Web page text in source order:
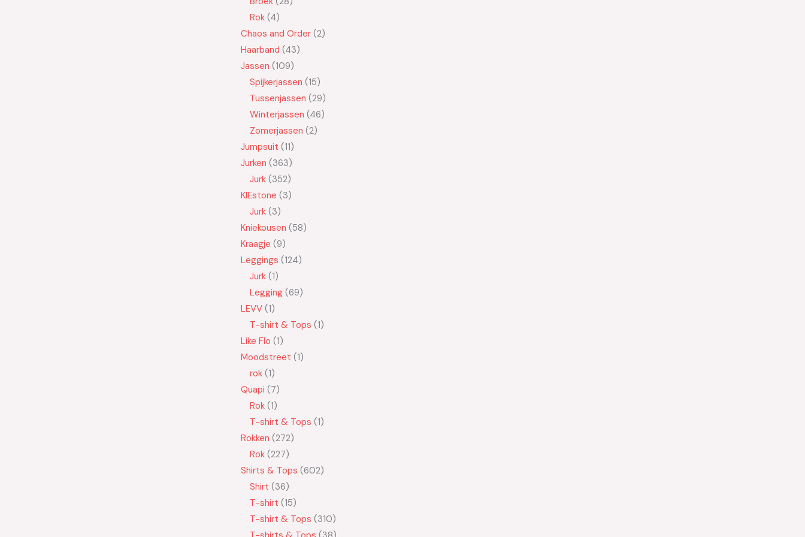
Rok 4
Chaos and Order 2
Haarband 43
Jassen 109
Spijkerjassen 15
Tussenjassen 29
Winterjassen 46
Zomerjassen 2
Jumpsuit 11
Jurken 363
Jurk 352
KIEstone 3
Jurk 3
Kniekousen 58
Kraagje 9
Leggings 124
Jurk 1
Legging 69
LEVV 1
T-shirt & Tops 1
Like Flo 1
Moodstreet 1
rok 1
Quapi 7
Rok 1
T-shirt & Tops 1
Rokken 272
Rok 227
Shirts & Tops 602
Shirt 36
T-shirt 15
T-shirt & Tops 310